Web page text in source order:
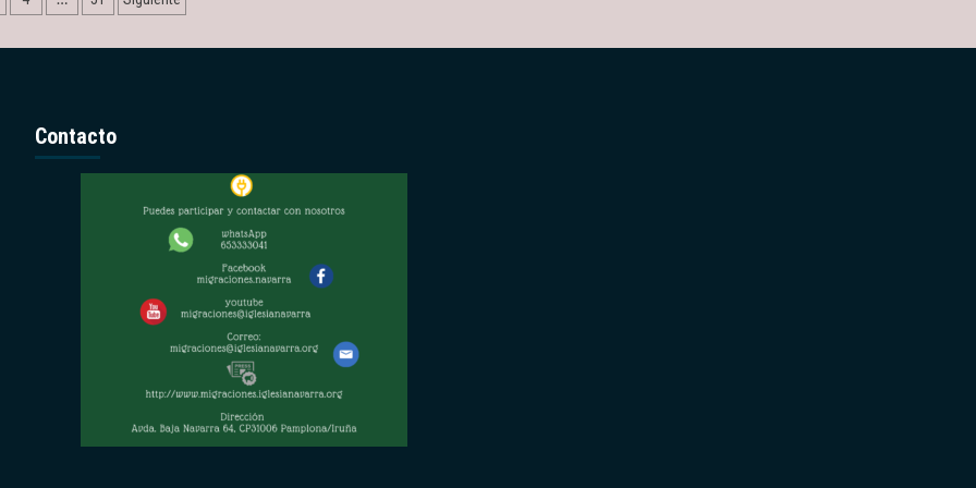
Contacto